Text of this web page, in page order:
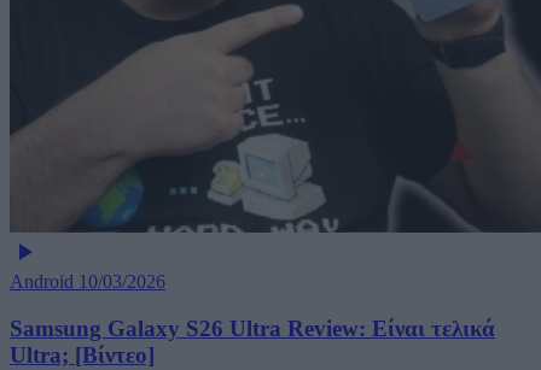
Android 10/03/2026
Samsung Galaxy S26 Ultra Review: Είναι τελικά
Ultra; [Βίντεο]